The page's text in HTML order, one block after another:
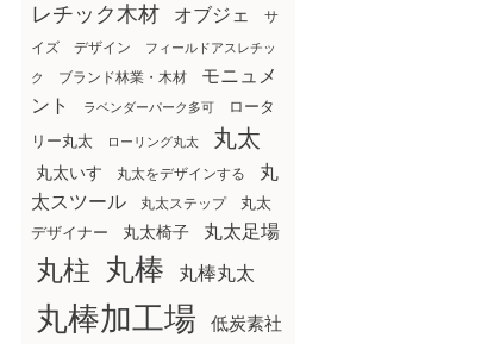
レチック木材
オブジェ
サ
イズ
デザイン フィールドアスレチッ
ク ブランド林業・木材
モニュメ
ント
ラベンダーパーク多可
ロータ
リー丸太
ローリング丸太 丸太
丸太いす 丸太をデザインする
丸
太スツール
丸太ステップ
丸太
デザイナー
丸太椅子 丸太足場
丸柱 丸棒 丸棒丸太
丸棒加工場 低炭素社